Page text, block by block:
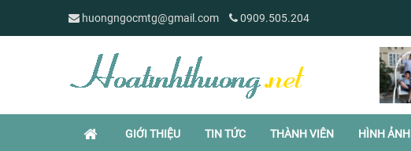
huongngocmtg@gmail.com 0909.505.204
GIỚI THIỆU TIN TỨC THÀNH VIÊN HÌNH ẢNH